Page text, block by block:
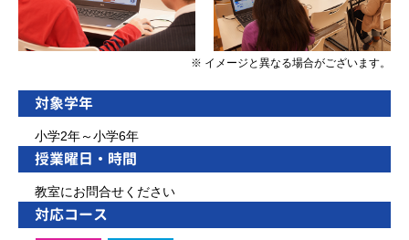
※ イメージと異なる場合がございます。
対象学年
小学2年～小学6年
授業曜日・時間
教室にお問合せください
対応コース